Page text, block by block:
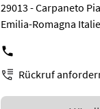
29013 - Carpaneto
Emilia-Romagna
Rückruf